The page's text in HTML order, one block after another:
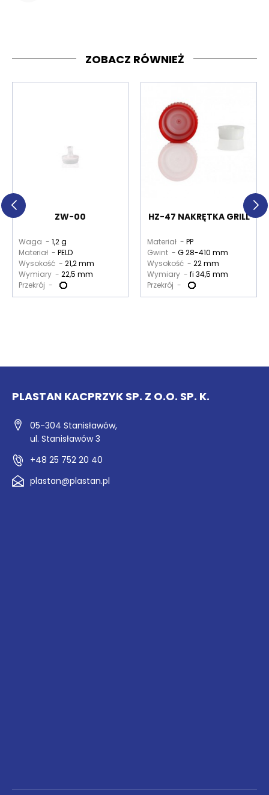
ZOBACZ RÓWNIEŻ
ZW-00
Waga - 1,2 g
Materiał - PELD
Wysokość - 21,2 mm
Wymiary - 22,5 mm
Przekrój -
HZ-47 NAKRĘTKA GRILL
Materiał - PP
Gwint - G 28-410 mm
Wysokość - 22 mm
Wymiary - fi 34,5 mm
Przekrój -
PLASTAN KACPRZYK SP. Z O.O. SP. K.
05-304 Stanisławów,
ul. Stanisławów 3
+48 25 752 20 40
plastan@plastan.pl